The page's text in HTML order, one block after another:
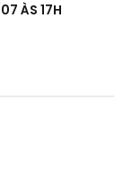
ÀS 17H